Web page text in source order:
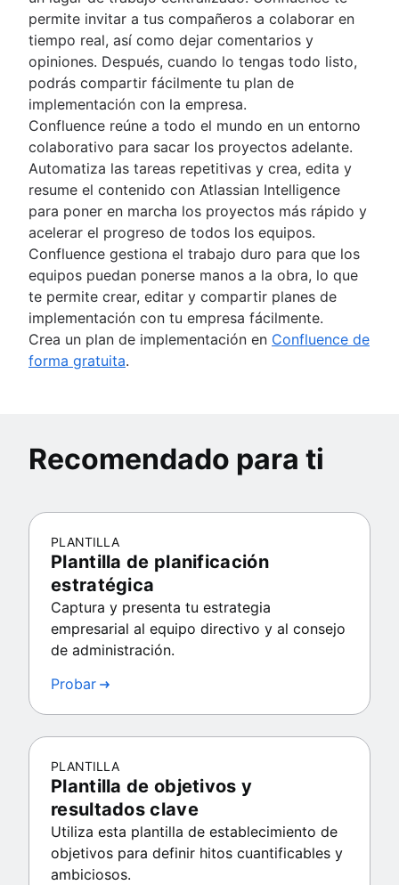
permite invitar a tus compañeros a colaborar en
tiempo real, así como dejar comentarios y
opiniones. Después, cuando lo tengas todo listo,
podrás compartir fácilmente tu plan de
implementación con la empresa.
Confluence reúne a todo el mundo en un entorno
colaborativo para sacar los proyectos adelante.
Automatiza las tareas repetitivas y crea, edita y
resume el contenido con Atlassian Intelligence
para poner en marcha los proyectos más rápido y
acelerar el progreso de todos los equipos.
Confluence gestiona el trabajo duro para que los
equipos puedan ponerse manos a la obra, lo que
te permite crear, editar y compartir planes de
implementación con tu empresa fácilmente.
Crea un plan de implementación en Confluence de
forma gratuita.
Recomendado para ti
PLANTILLA
Plantilla de planificación
estratégica
Captura y presenta tu estrategia
empresarial al equipo directivo y al consejo
de administración.
Probar
PLANTILLA
Plantilla de objetivos y
resultados clave
Utiliza esta plantilla de establecimiento de
objetivos para definir hitos cuantificables y
ambiciosos.